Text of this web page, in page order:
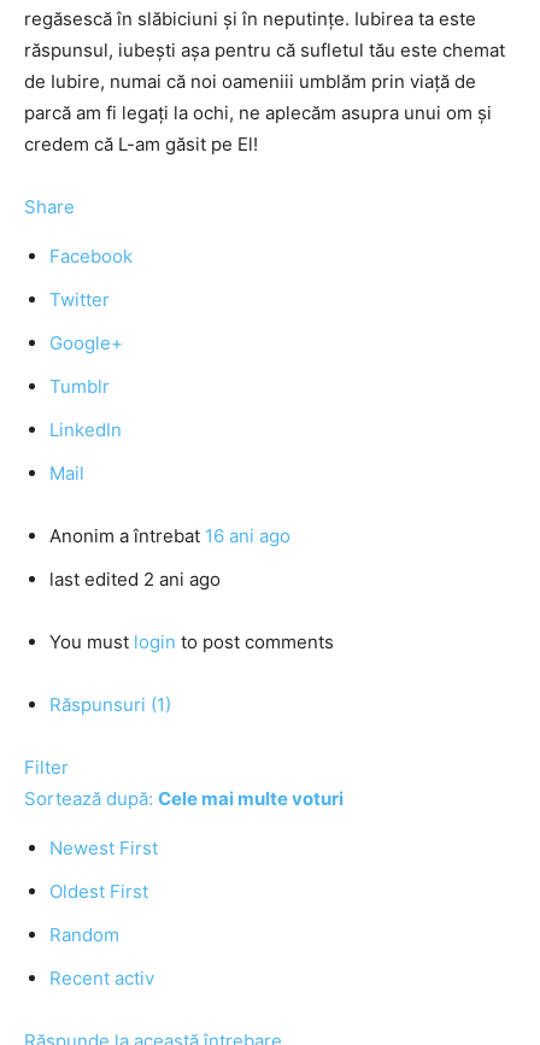
regăsescă în slăbiciuni și în neputințe. Iubirea ta este
răspunsul, iubești așa pentru că sufletul tău este chemat
de Iubire, numai că noi oameniii umblăm prin viață de
parcă am fi legați la ochi, ne aplecăm asupra unui om și
credem că L-am găsit pe El!
Share
Facebook
Twitter
Google+
Tumblr
LinkedIn
Mail
Anonim a întrebat 16 ani ago
last edited 2 ani ago
You must login to post comments
Răspunsuri (1)
Filter
Sortează după: Cele mai multe voturi
Newest First
Oldest First
Random
Recent activ